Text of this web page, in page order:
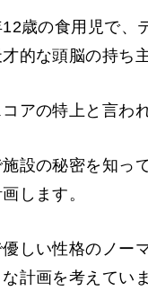
歳の食用児で、
的な頭脳の持ち主
アの特上と言わ
設の秘密を知っ
します。
しい性格のノー
計画を考えてい